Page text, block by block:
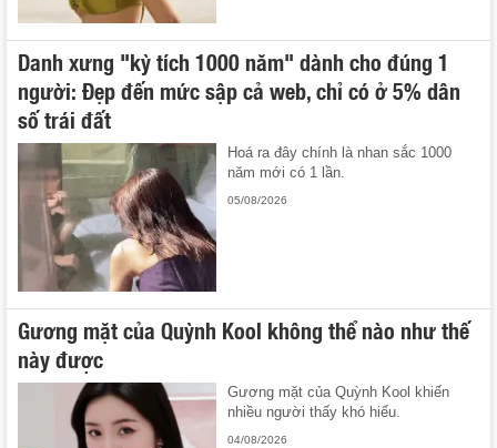
Danh xưng "kỳ tích 1000 năm" dành cho đúng 1
người: Đẹp đến mức sập cả web, chỉ có ở 5% dân
số trái đất
Hoá ra đây chính là nhan sắc 1000
năm mới có 1 lần.
05/08/2026
Gương mặt của Quỳnh Kool không thể nào như thế
này được
Gương mặt của Quỳnh Kool khiến
nhiều người thấy khó hiểu.
04/08/2026